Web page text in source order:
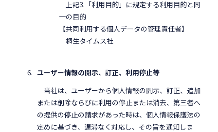
上記3.「利用目的」に規定する利用目的と同
一の目的
【共同利用する個人データの管理責任者】
桐生タイムス社
ユーザー情報の開示、訂正、利用停止等
当社は、ユーザーから個人情報の開示、訂正、追加
または削除ならびに利用の停止または消去、第三者へ
の提供の停止の請求があった時は、個人情報保護法の
定めに基づき、遅滞なく対応し、その旨を通知しま